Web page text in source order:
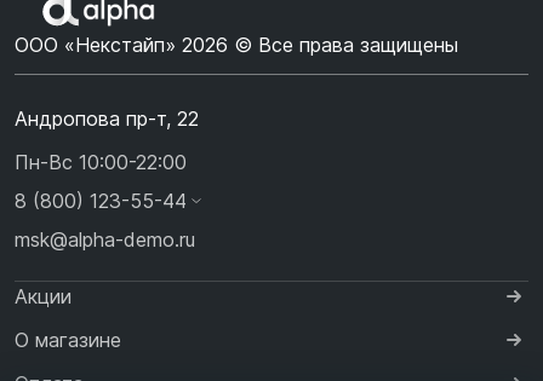
ООО «Некстайп» 2026 © Все права защищены
Андропова пр-т, 22
Пн-Вс 10:00-22:00
8 (800) 123-55-44
msk@alpha-demo.ru
Акции
О магазине